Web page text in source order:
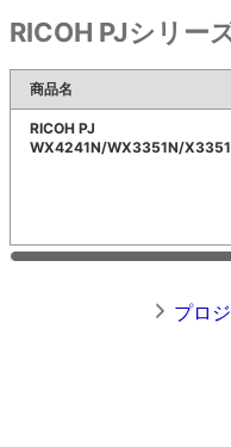
RICOH PJシリー
商品名
RICOH PJ
WX4241N/WX3351N/
プロ